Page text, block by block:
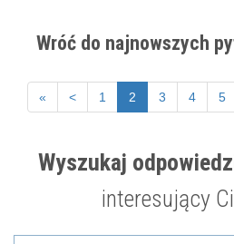
Wyszukaj
interesujący
Wróć do najnowszych
« < 1 2 3 4 5